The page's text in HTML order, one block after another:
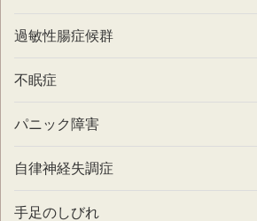
過敏性腸症候群
不眠症
パニック障害
自律神経失調症
手足のしびれ